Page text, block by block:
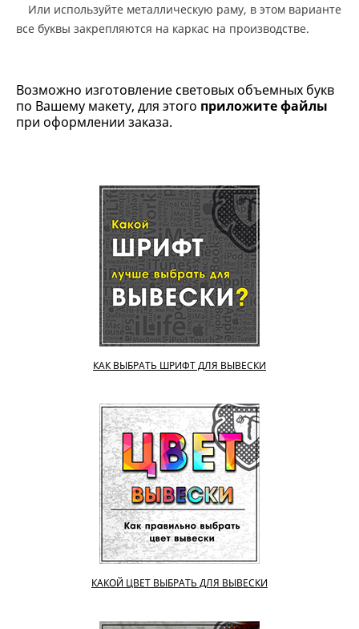
Или используйте металлическую раму, в этом варианте
все буквы закрепляются на каркас на производстве.
Возможно изготовление световых объемных букв
по Вашему макету, для этого приложите файлы
при оформлении заказа.
КАК ВЫБРАТЬ ШРИФТ ДЛЯ ВЫВЕСКИ
КАКОЙ ЦВЕТ ВЫБРАТЬ ДЛЯ ВЫВЕСКИ